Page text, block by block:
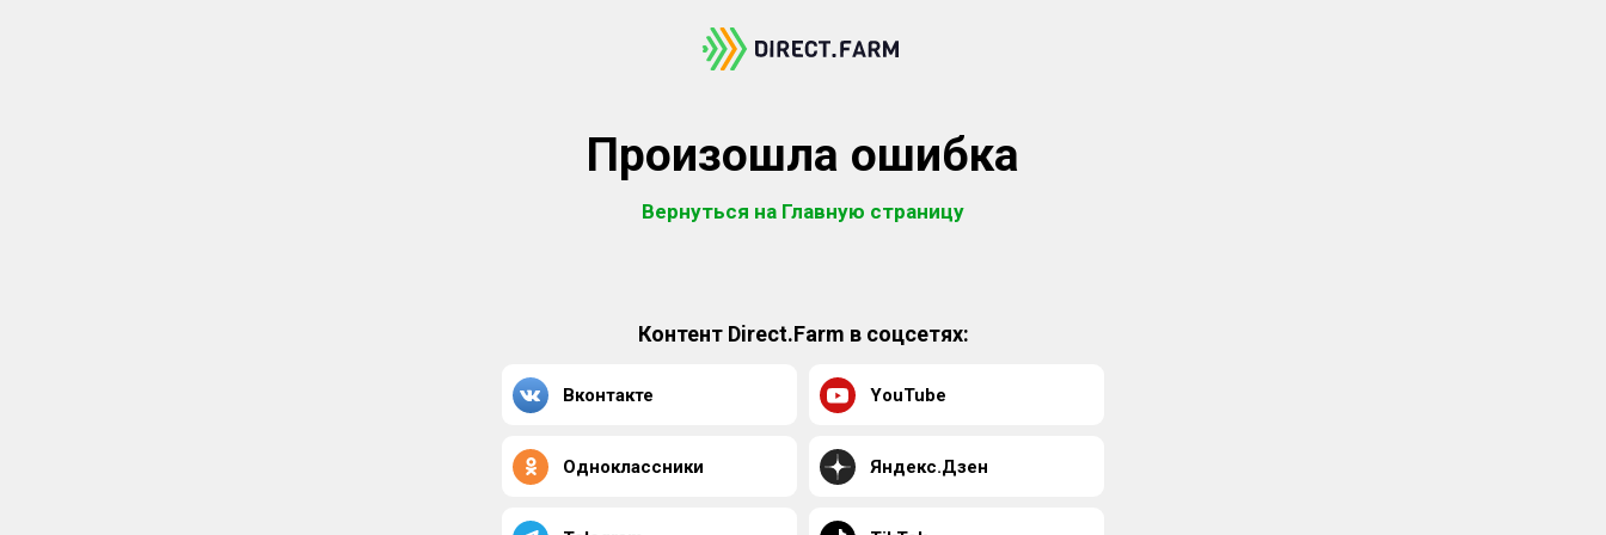
Произошла ошибка
Вернуться на Главную страницу
Контент Direct.Farm в соцсетях:
Вконтакте YouTube
Одноклассники Яндекс.Дзен